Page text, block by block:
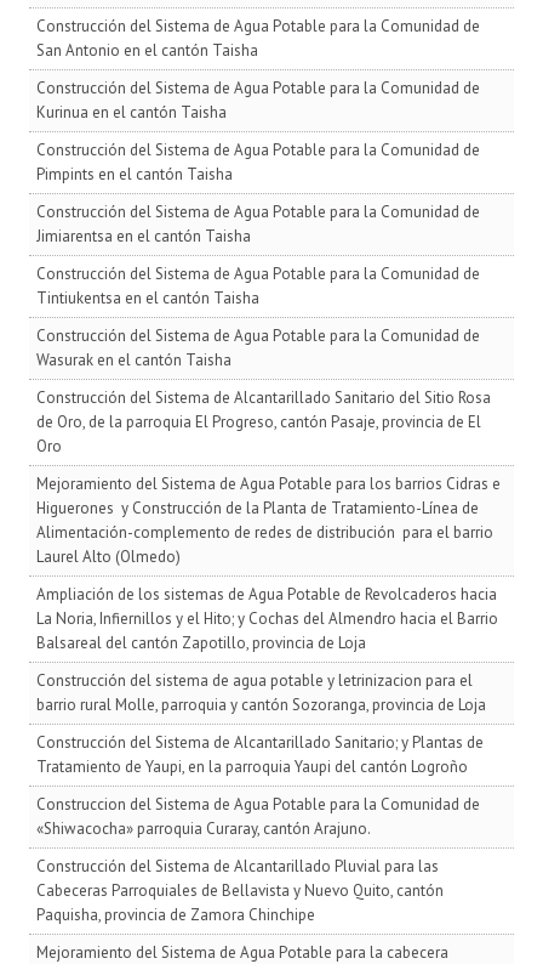
Construcción del Sistema de Agua Potable para la Comunidad de
San Antonio en el cantón Taisha
Construcción del Sistema de Agua Potable para la Comunidad de
Kurinua en el cantón Taisha
Construcción del Sistema de Agua Potable para la Comunidad de
Pimpints en el cantón Taisha
Construcción del Sistema de Agua Potable para la Comunidad de
Jimiarentsa en el cantón Taisha
Construcción del Sistema de Agua Potable para la Comunidad de
Tintiukentsa en el cantón Taisha
Construcción del Sistema de Agua Potable para la Comunidad de
Wasurak en el cantón Taisha
Construcción del Sistema de Alcantarillado Sanitario del Sitio Rosa
de Oro, de la parroquia El Progreso, cantón Pasaje, provincia de El
Oro
Mejoramiento del Sistema de Agua Potable para los barrios Cidras e
Higuerones y Construcción de la Planta de Tratamiento-Línea de
Alimentación-complemento de redes de distribución para el barrio
Laurel Alto (Olmedo)
Ampliación de los sistemas de Agua Potable de Revolcaderos hacia
La Noria, Infiernillos y el Hito; y Cochas del Almendro hacia el Barrio
Balsareal del cantón Zapotillo, provincia de Loja
Construcción del sistema de agua potable y letrinizacion para el
barrio rural Molle, parroquia y cantón Sozoranga, provincia de Loja
Construcción del Sistema de Alcantarillado Sanitario; y Plantas de
Tratamiento de Yaupi, en la parroquia Yaupi del cantón Logroño
Construccion del Sistema de Agua Potable para la Comunidad de
«Shiwacocha» parroquia Curaray, cantón Arajuno.
Construcción del Sistema de Alcantarillado Pluvial para las
Cabeceras Parroquiales de Bellavista y Nuevo Quito, cantón
Paquisha, provincia de Zamora Chinchipe
Mejoramiento del Sistema de Agua Potable para la cabecera